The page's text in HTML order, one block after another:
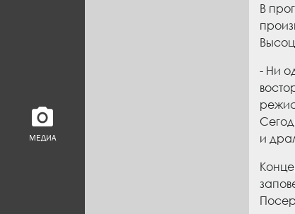
МЕДИА
В
- Ни
и